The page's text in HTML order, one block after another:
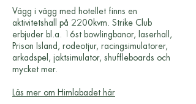
Vägg i vägg med hotellet finns en
aktivitetshall på 2200kvm. Strike Club
erbjuder bl.a. 16st bowlingbanor, laserhall,
Prison Island, rodeotjur, racingsimulatorer,
arkadspel, jaktsimulator, shuffleboards och
mycket mer.
Läs mer om Himlabadet här